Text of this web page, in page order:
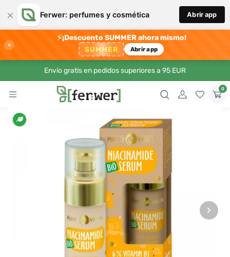
× Ferwer: perfumes y cosmética Abrir app
×
⚡¡Descuento SUMMER ahora mismo!
SUMMER Abrir app
Envío gratis en pedidos superiores a 95 EUR
0
›